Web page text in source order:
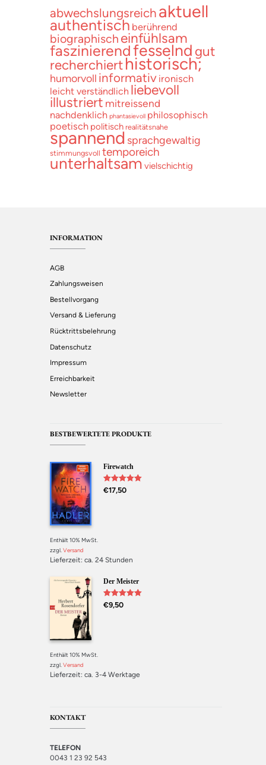
abwechslungsreich aktuell
authentisch berührend
biographisch einfühlsam
faszinierendfesselnd gut
recherchierthistorisch;
humorvoll informativ ironisch
leicht verständlich liebevoll
illustriert mitreissend
nachdenklich phantasievoll philosophisch
poetisch politisch realitätsnahe
spannend sprachgewaltig
stimmungsvoll temporeich
unterhaltsam vielschichtig
INFORMATION
AGB
Zahlungsweisen
Bestellvorgang
Versand & Lieferung
Rücktrittsbelehrung
Datenschutz
Impressum
Erreichbarkeit
Newsletter
BESTBEWERTETE PRODUKTE
Firewatch
Bewertet mit
5.00von 5
€17,50
Enthält 10% MwSt.
zzgl. Versand
Lieferzeit: ca. 24 Stunden
Der Meister
Bewertet mit
5.00 von 5
€9,50
Enthält 10% MwSt.
zzgl. Versand
Lieferzeit: ca. 3-4 Werktage
KONTAKT
TELEFON
0043 1 23 92 543